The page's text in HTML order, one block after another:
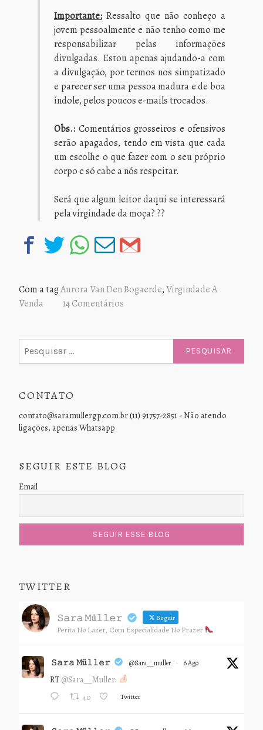
Importante: Ressalto que não conheço a
jovem pessoalmente e não tenho como me
responsabilizar pelas informações
divulgadas. Estou apenas ajudando-a com
a divulgação, por termos nos simpatizado
e parecer ser uma pessoa madura e de boa
índole, pelos poucos e-mails trocados.
Obs.: Comentários grosseiros e ofensivos
serão apagados, tendo em vista que cada
um escolhe o que fazer com o seu próprio
corpo e só cabe a nós respeitar.
Será que algum leitor daqui se interessará
pela virgindade da moça? ??
Com a tagAurora Van Den Bogaerde,Virgindade A
Venda
14 Comentários
por:
CONTATO
contato@saramullergp.com.br (11) 91757-2851 - Não atendo
ligações, apenas Whatsapp
SEGUIR ESTE BLOG
Email
TWITTER
𝚂𝚊𝚛𝚊 𝙼ü𝚕𝚕𝚎𝚛 Seguir
Perita No Lazer, Com Especialidade No Prazer
𝚂𝚊𝚛𝚊 𝙼ü𝚕𝚕𝚎𝚛 @sara__muller · 6 Ago
RT @Sara__Muller:
40 Twitter